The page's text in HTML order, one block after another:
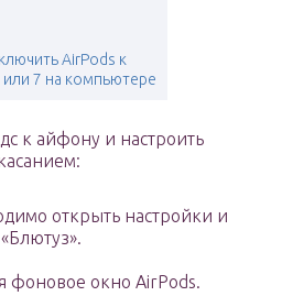
AirPods к
7 на компьютере
к айфону и настроить
открыть настройки и
фоновое окно AirPods.